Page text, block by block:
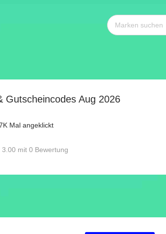
Gutscheincodes Aug 2026
Mal angeklickt
mit 0 Bewertung